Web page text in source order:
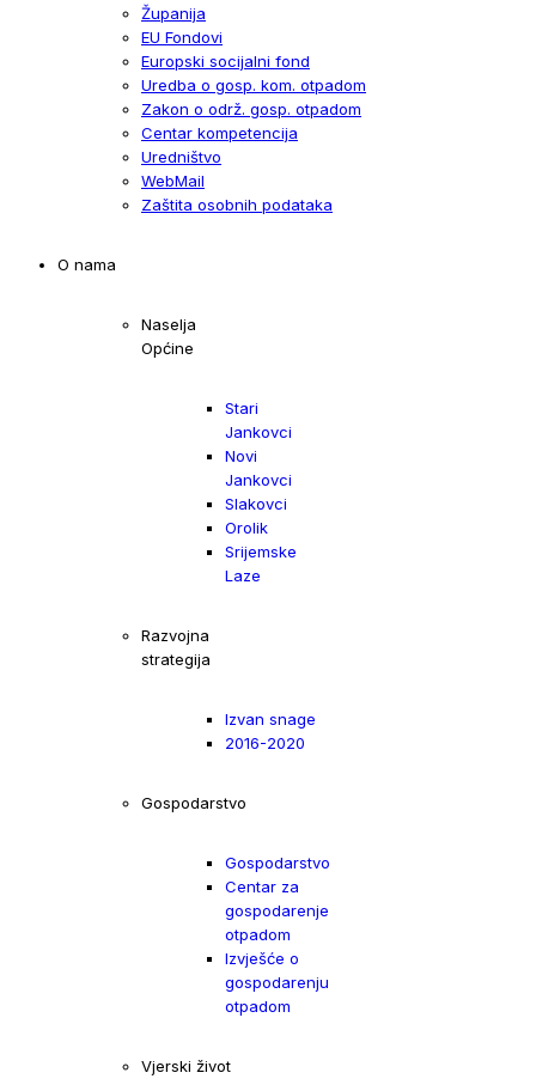
Županija
EU Fondovi
Europski socijalni fond
Uredba o gosp. kom. otpadom
Zakon o održ. gosp. otpadom
Centar kompetencija
Uredništvo
WebMail
Zaštita osobnih podataka
O nama
Naselja
Općine
Stari
Jankovci
Novi
Jankovci
Slakovci
Orolik
Srijemske
Laze
Razvojna
strategija
Izvan snage
2016-2020
Gospodarstvo
Gospodarstvo
Centar za
gospodarenje
otpadom
Izvješće o
gospodarenju
otpadom
Vjerski život